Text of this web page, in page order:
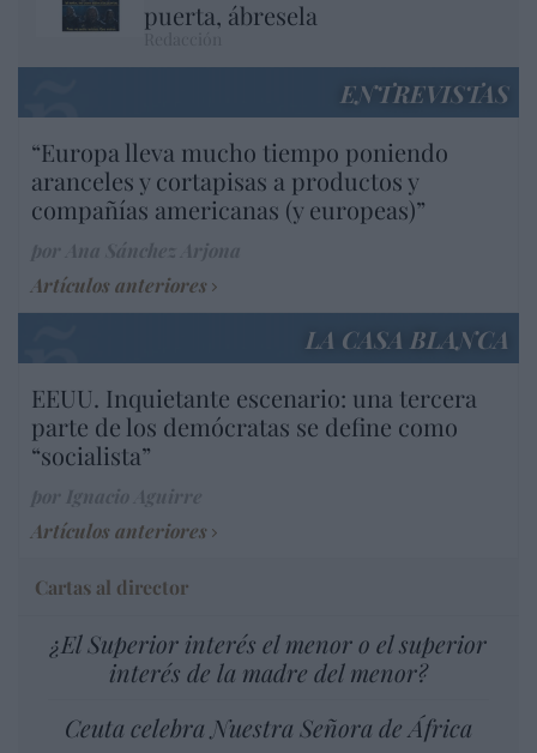
puerta, ábresela
ENTREVISTAS
“Europa lleva mucho tiempo poniendo
aranceles y cortapisas a productos y
compañías americanas (y europeas)”
Artículos anteriores
LA CASA BLANCA
EEUU. Inquietante escenario: una tercera
parte de los demócratas se define como
“socialista”
Artículos anteriores
Cartas al director
¿El Superior interés el menor o el superior
interés de la madre del menor?
Ceuta celebra Nuestra Señora de África